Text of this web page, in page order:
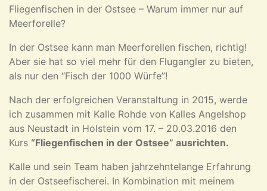
Fliegenfischen in der Ostsee – Warum immer nur auf
Meerforelle?
In der Ostsee kann man Meerforellen fischen, richtig!
Aber sie hat so viel mehr für den Flugangler zu bieten,
als nur den “Fisch der 1000 Würfe”!
Nach der erfolgreichen Veranstaltung in 2015, werde
ich zusammen mit Kalle Rohde von Kalles Angelshop
aus Neustadt in Holstein vom 17. – 20.03.2016 den
Kurs “Fliegenfischen in der Ostsee” ausrichten.
Kalle und sein Team haben jahrzehntelange Erfahrung
in der Ostseefischerei. In Kombination mit meinem